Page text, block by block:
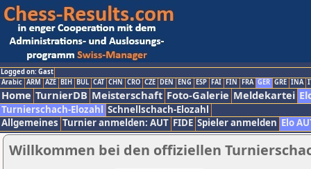
Logged on: Gast
Arabic ARM AZE BIH BUL CAT CHN CRO CZE DEN ENG ESP FAI FIN FRA GER GRE INA
Home TurnierDB Meisterschaft Foto-Galerie Meldekartei
Turnierschach-Elozahl Schnellschach-Elozahl
Allgemeines Turnier anmelden: AUT FIDE Spieler anmelden Elo
Willkommen bei den offiziellen